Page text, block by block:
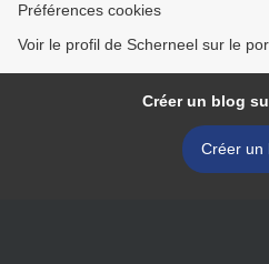
Préférences cookies
Voir le profil de Scherneel sur le
Créer un blog
Créer un